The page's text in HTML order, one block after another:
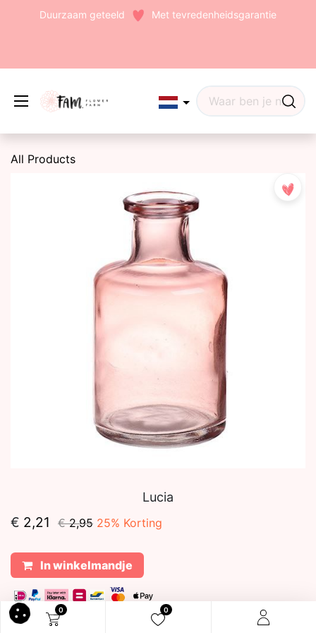
0 0
Duurzaam geteeld Met tevredenheidsgarantie
(242)
Edit widget
All Products
Lucia
€ 2,21 €2,95 25% Korting
In winkelmandje
Levertijd: Niet meer leverbaar